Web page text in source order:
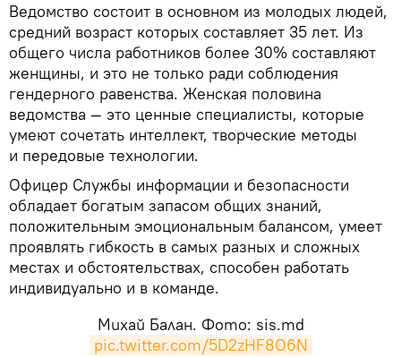
Ведомство состоит в основном из молодых людей,
средний возраст которых составляет 35 лет. Из
общего числа работников более 30% составляют
женщины, и это не только ради соблюдения
гендерного равенства. Женская половина
ведомства — это ценные специалисты, которые
умеют сочетать интеллект, творческие методы
и передовые технологии.
Офицер Службы информации и безопасности
обладает богатым запасом общих знаний,
положительным эмоциональным балансом, умеет
проявлять гибкость в самых разных и сложных
местах и обстоятельствах, способен работать
индивидуально и в команде.
Михай Балан. Фото: sis.md
pic.twitter.com/5D2zHF8O6N